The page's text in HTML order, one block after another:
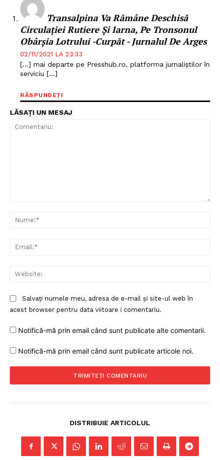
Proiecte editoriale
Contact
Transalpina Va Rămâne Deschisă
Circulației Rutiere Și Iarna, Pe Tronsonul
Obârșia Lotrului -Curpăt - Jurnalul De Arges
02/11/2021 LA 23:33
[…] mai departe pe Presshub.ro, platforma jurnaliștilor în
serviciu […]
RĂSPUNDEȚI
LĂSAȚI UN MESAJ
Salvați numele meu, adresa de e-mail și site-ul web în
acest browser pentru data viitoare i comentariu.
Notifică-mă prin email când sunt publicate alte comentarii.
Notifică-mă prin email când sunt publicate articole noi.
DISTRIBUIE ARTICOLUL